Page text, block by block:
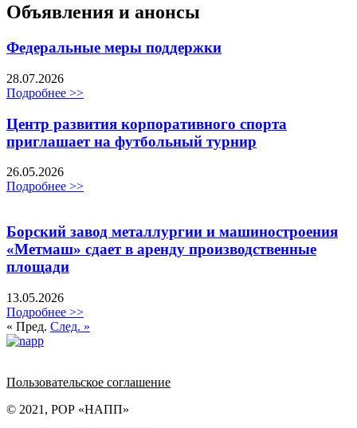
Объявления и анонсы
Федеральные меры поддержки
28.07.2026
Подробнее >>
Центр развития корпоративного спорта
приглашает на футбольный турнир
26.05.2026
Подробнее >>
Борский завод металлургии и машиностроения
«Метмаш» сдает в аренду производственные
площади
13.05.2026
Подробнее >>
« Пред. След. »
Пользовательское соглашение
© 2021, РОР «НАПП»